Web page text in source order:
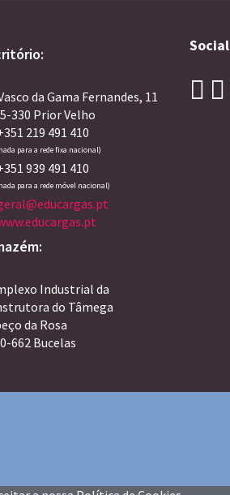
da Gama Fernandes, 11
330 Prior Velho
219 491 410
para a rede fixa nacional)
939 491 410
para a rede móvel nacional)
Industrial da
do Tâmega
da Rosa
662 Bucelas
Social